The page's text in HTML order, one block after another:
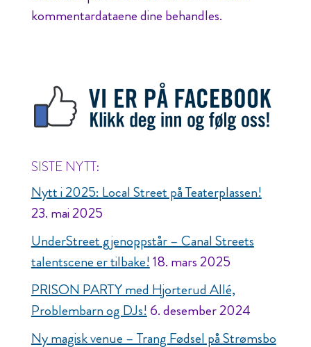
kommentardataene dine behandles.
SISTE NYTT:
Nytt i 2025: Local Street på Teaterplassen!
23. mai 2025
UnderStreet gjenoppstår – Canal Streets
talentscene er tilbake!18. mars 2025
PRISON PARTY med Hjorterud Allé,
Problembarn og DJs! 6. desember 2024
Ny magisk venue – Trang Fødsel på Strømsbo